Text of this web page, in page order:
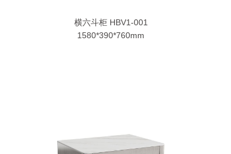
横六斗柜 HBV1-001
1580*390*760mm